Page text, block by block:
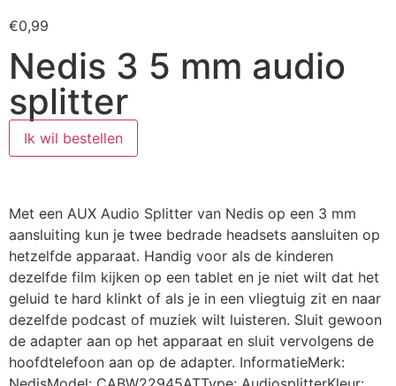
€0,99
Nedis 3 5 mm audio
splitter
Ik wil bestellen
Met een AUX Audio Splitter van Nedis op een 3 mm
aansluiting kun je twee bedrade headsets aansluiten op
hetzelfde apparaat. Handig voor als de kinderen
dezelfde film kijken op een tablet en je niet wilt dat het
geluid te hard klinkt of als je in een vliegtuig zit en naar
dezelfde podcast of muziek wilt luisteren. Sluit gewoon
de adapter aan op het apparaat en sluit vervolgens de
hoofdtelefoon aan op de adapter. InformatieMerk: